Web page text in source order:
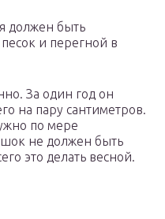
должен быть
и перегной в
За один год он
на пару сантиметров.
по мере
не должен быть
это делать весной.